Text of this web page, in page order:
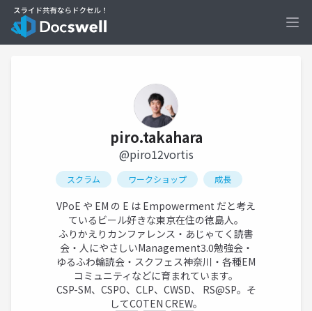
piro.takahara
@piro12vortis
スクラム ワークショップ 成長
VPoE や EM の E は Empowerment だと考え
ているビール好きな東京在住の徳島人。
ふりかえりカンファレンス・あじゃてく読書
会・人にやさしいManagement3.0勉強会・
ゆるふわ輪読会・スクフェス神奈川・各種EM
コミュニティなどに育まれています。
CSP-SM、CSPO、CLP、CWSD、 RS@SP。そ
してCOTEN CREW。